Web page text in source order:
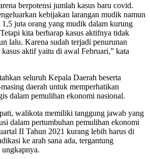
berpotensi jumlah kasus baru covid.
kebijakan larangan mudik namun
1,5 juta orang yang mudik dalam kurung
kita berharap kasus aktifnya tidak
lalu. Karena sudah terjadi penurunan
aktif yaitu di awal Februari,” kata
seluruh Kepala Daerah beserta
daerah untuk memperhatikan
dalam pemulihan ekonomi nasional.
walikota memiliki tanggung jawab yang
dalam pertumbuhan pemulihan ekonomi
II Tahun 2021 kurang lebih harus di
ke arah sana ada, tergantung
ungkapnya.